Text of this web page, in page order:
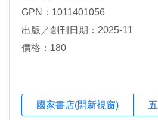
GPN：1011401056
出版／創刊日期：2025-11
價格：180
國家書店(開新視窗)